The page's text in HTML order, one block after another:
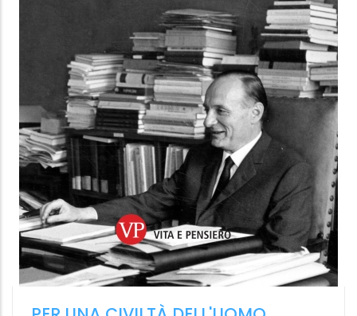
IL SENTIERO DELL'EROE
Essere un bodhisattva: coltivare il
risveglio in sé e negli altri
Thich Nhat Hanh,Andrea Libero Carbone
Ubiliber,